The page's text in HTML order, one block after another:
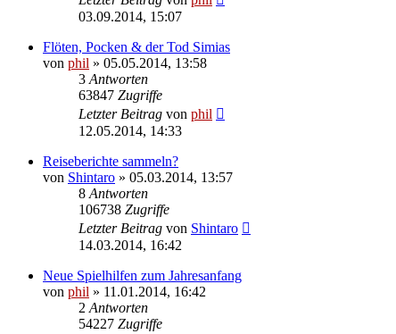
03.09.2014, 15:07
Flöten, Pocken & der Tod Simias
von phil » 05.05.2014, 13:58
3 Antworten
63847 Zugriffe
Letzter Beitrag von phil
12.05.2014, 14:33
Reiseberichte sammeln?
von Shintaro » 05.03.2014, 13:57
8 Antworten
106738 Zugriffe
Letzter Beitrag von Shintaro
14.03.2014, 16:42
Neue Spielhilfen zum Jahresanfang
von phil » 11.01.2014, 16:42
2 Antworten
54227 Zugriffe